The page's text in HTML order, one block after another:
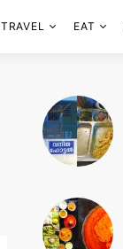
TRAVEL EAT